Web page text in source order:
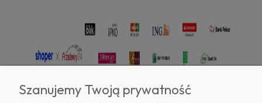
Szanujemy Twoją prywatność